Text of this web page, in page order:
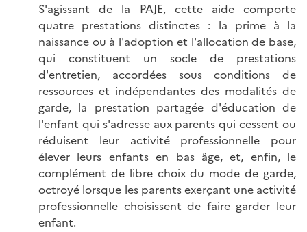
S'agissant de la PAJE, cette aide comporte
quatre prestations distinctes : la prime à la
naissance ou à l'adoption et l'allocation de base,
qui constituent un socle de prestations
d'entretien, accordées sous conditions de
ressources et indépendantes des modalités de
garde, la prestation partagée d'éducation de
l'enfant qui s'adresse aux parents qui cessent ou
réduisent leur activité professionnelle pour
élever leurs enfants en bas âge, et, enfin, le
complément de libre choix du mode de garde,
octroyé lorsque les parents exerçant une activité
professionnelle choisissent de faire garder leur
enfant.